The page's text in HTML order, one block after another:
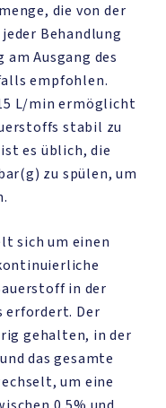
die von der
Behandlung
Ausgang des
empfohlen.
L/min ermöglicht
stabil zu
es üblich, die
zu spülen, um
sich um einen
in der
erfordert. Der
gehalten, in der
das gesamte
um eine